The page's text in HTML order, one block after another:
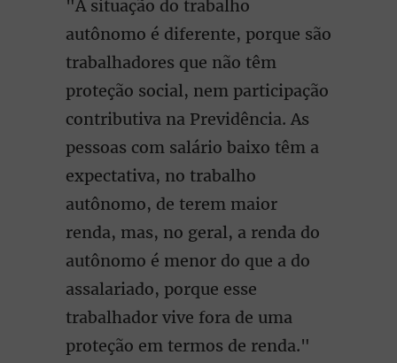
"A situação do trabalho
autônomo é diferente, porque são
trabalhadores que não têm
proteção social, nem participação
contributiva na Previdência. As
pessoas com salário baixo têm a
expectativa, no trabalho
autônomo, de terem maior
renda, mas, no geral, a renda do
autônomo é menor do que a do
assalariado, porque esse
trabalhador vive fora de uma
proteção em termos de renda."